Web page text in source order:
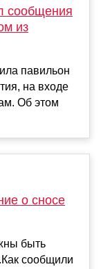
сообщения
из
павильон
на входе
Об этом
о сносе
быть
сообщили